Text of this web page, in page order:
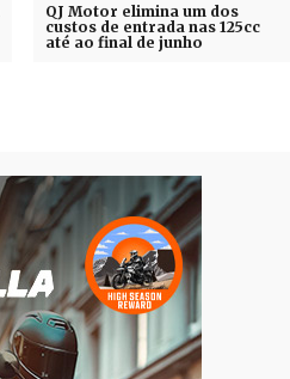
QJ Motor elimina um dos
custos de entrada nas 125cc
até ao final de junho